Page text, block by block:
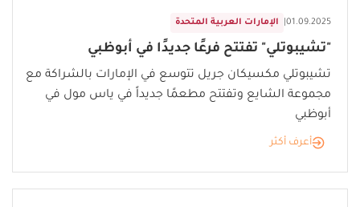
الإمارات العربية المتحدة 01.09.2025
"تشيبوتلي" تفتتح فرعًا جديدًا في أبوظبي
تشيبوتلي مكسيكان جريل تتوسع في الإمارات بالشراكة مع
مجموعة الشايع وتفتتح مطعمًا جديداً في ياس مول في
أبوظبي
أعرف أكثر